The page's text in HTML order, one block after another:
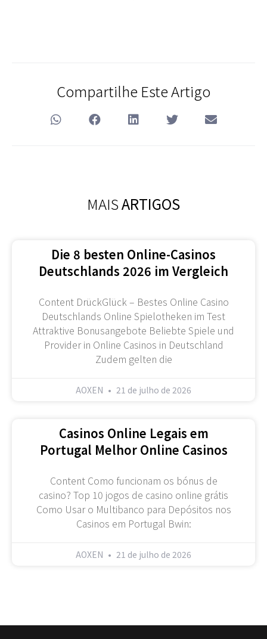
Compartilhe Este Artigo
MAISARTIGOS
Die 8 besten Online-Casinos
Deutschlands 2026 im Vergleich
Content DrückGlück – Bestes Online Casino
Deutschlands Online Spielotheken im Test
Attraktive Bonusangebote Beliebte Spiele und
Provider in Online Casinos in Deutschland
Zudem gelten die
AOXEN 21 de julho de 2026
Casinos Online Legais em
Portugal Melhor Online Casinos
Content Como funcionam os bónus de
casino? Top 10 jogos de casino online grátis
Como Usar o Multibanco para Depósitos nos
Casinos em Portugal Bwin:
AOXEN 21 de julho de 2026